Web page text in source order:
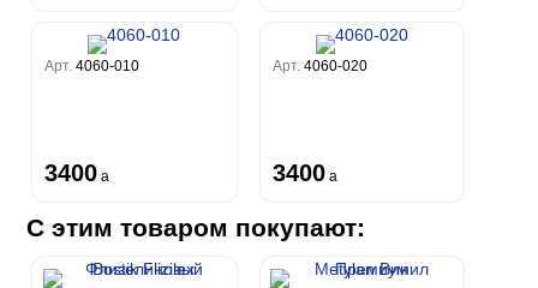
Арт.4060-010
3400 a
Арт. 4060-020
3400 a
С этим товаром покупают: